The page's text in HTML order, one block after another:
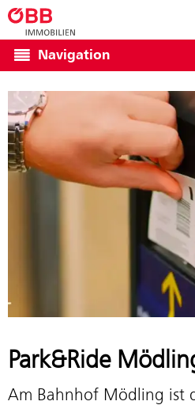
Navigation
Park&Ride
Am Bahnhof Mödling ist